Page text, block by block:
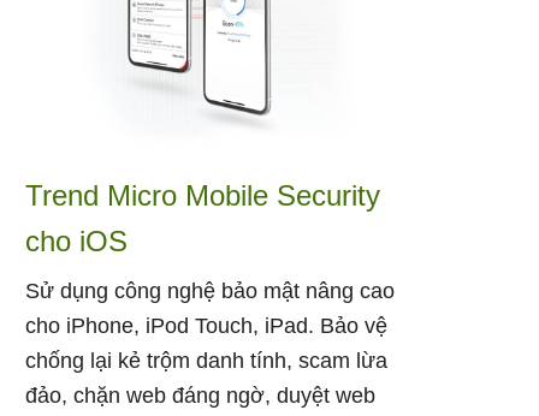
Trend Micro Mobile Security
cho iOS
Sử dụng công nghệ bảo mật nâng cao
cho iPhone, iPod Touch, iPad. Bảo vệ
chống lại kẻ trộm danh tính, scam lừa
đảo, chặn web đáng ngờ, duyệt web